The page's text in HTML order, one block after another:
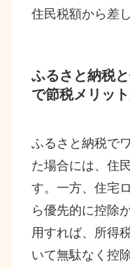
住民税額から差
ふるさと納税
で節税メリッ
ふるさと納税で
た場合には、住
す。一方、住宅
ら優先的に控除
用すれば、所得
いて無駄なく控